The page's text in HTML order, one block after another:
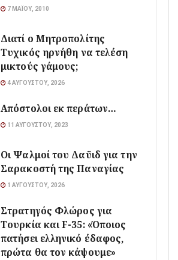
7 ΜΑΪ́ΟΥ, 2010
Διατί ο Μητροπολίτης
Τυχικός ηρνήθη να τελέση
μικτούς γάμους;
4 ΑΥΓΟΎΣΤΟΥ, 2026
Απόστολοι εκ περάτων…
11 ΑΥΓΟΎΣΤΟΥ, 2023
Οι Ψαλμοί του Δαϋιδ για την
Σαρακοστή της Παναγίας
1 ΑΥΓΟΎΣΤΟΥ, 2026
Στρατηγός Φλώρος για
Τουρκία και F-35: «Όποιος
πατήσει ελληνικό έδαφος,
πρώτα θα τον κάψουμε»